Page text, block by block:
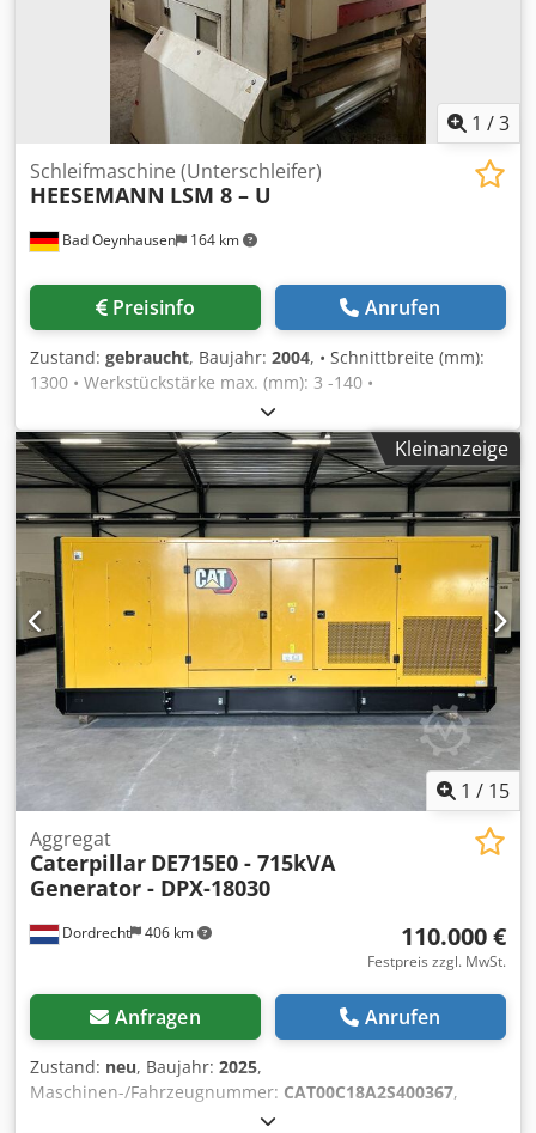
1 /3
Bad Oeynhausen 164 km
Schleifmaschine (Unterschleifer)
HEESEMANN LSM 8 – U
Preisinfo Anrufen
Zustand: gebraucht, Baujahr: 2004, • Schnittbreite (mm):
1300 • Werkstückstärke max. (mm): 3 -140 •
Abbürsteinrichtung: Bürstenwalzendurchmesser 150 mm
Dsdpfx Agett Slcorock • Antrieb für Abbürsteinrichtung
(kW): 1,5 • Transportbett: 3,0 kW FU 4,0 kW •
Vorschubgeschwindigkeit (m/min.): 5 - 25 • Werkstück -
transportband-saugspannanlage (kW): 7,5 • Gesamtgewicht
(kg): ca. 7500 • Gesamt-Stromanschluß (kW): ca. 73
Kleinanzeige
1 / 15
Dordrecht 406 km
Aggregat
Caterpillar DE715E0 - 715kVA
Generator - DPX-18030
110.000 €
Festpreis zzgl. MwSt.
Anfragen Anrufen
Zustand: neu, Baujahr: 2025,
Maschinen-/Fahrzeugnummer: CAT00C18A2S400367,
, Motorenhersteller: